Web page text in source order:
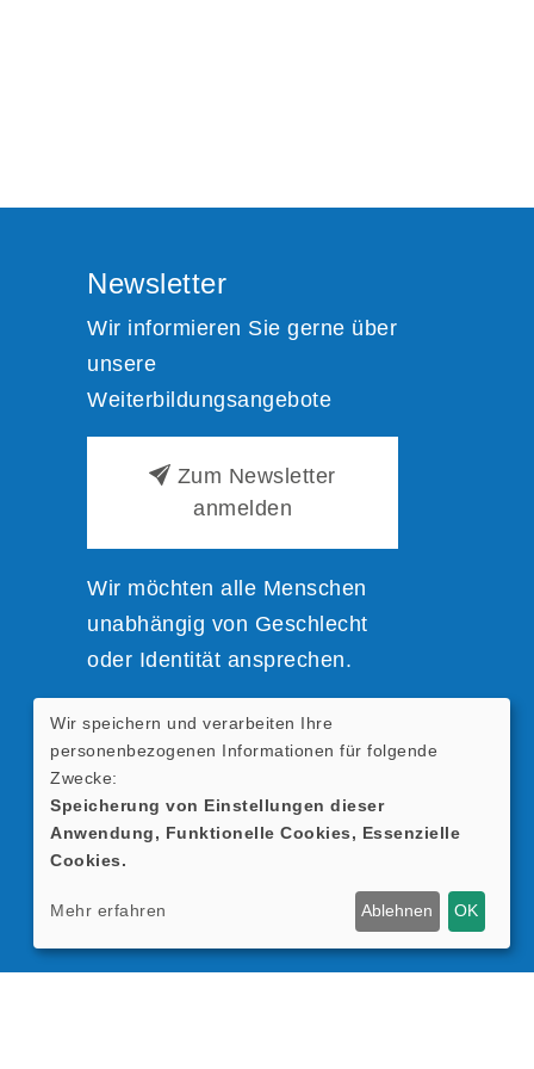
Newsletter
Wir informieren Sie gerne über
unsere
Weiterbildungsangebote
Zum Newsletter
anmelden
Wir möchten alle Menschen
unabhängig von Geschlecht
oder Identität ansprechen.
Zur einfacheren Lesbarkeit
nutzen wir verkürzte
Sprachformen; sie beziehen
sich selbstverständlich auf alle
Geschlechter.
Wir speichern und verarbeiten Ihre
personenbezogenen Informationen für folgende
Zwecke:
Speicherung von Einstellungen dieser
Anwendung, Funktionelle Cookies, Essenzielle
Cookies.
Mehr erfahren Ablehnen OK